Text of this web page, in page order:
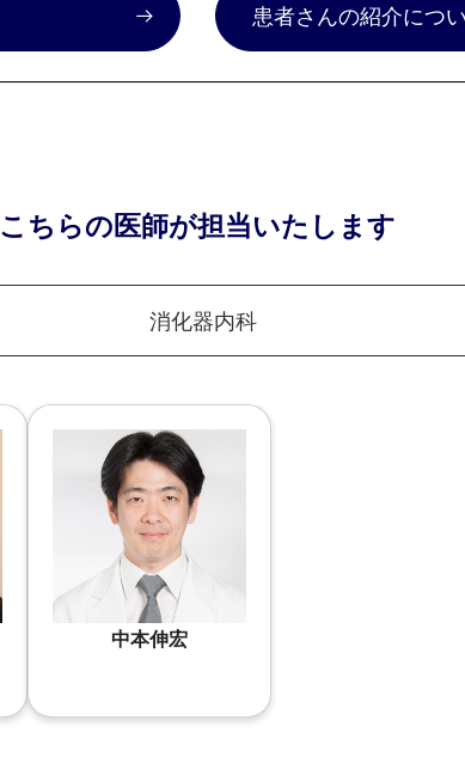
患者さんの紹介につ
こちらの医師が担当いたします
消化器内科
中本伸宏